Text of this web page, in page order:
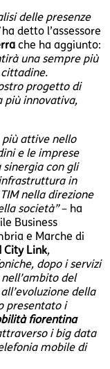
delle presenze
ha detto l’assessore
che ha aggiunto:
una sempre più
progetto di
più innovativa,
attive nello
e le imprese
con gli
in
nella direzione
società”– ha
Business
e Marche di
City Link,
dopo i servizi
del
della
presentato i
fiorentina
i big data
mobile di